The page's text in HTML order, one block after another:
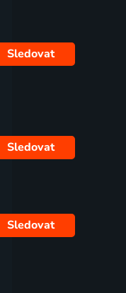
Sledovat
Sledovat
Sledovat